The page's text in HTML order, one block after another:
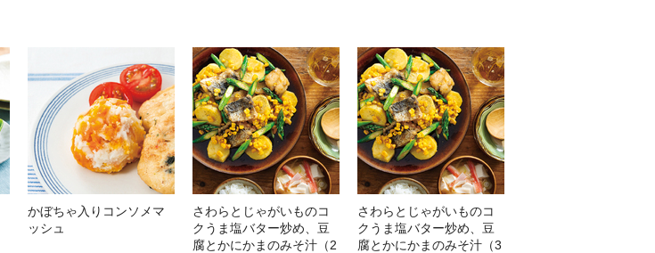
かぼちゃ入りコンソメマ
ッシュ
さわらとじゃがいものコ
クうま塩バター炒め、豆
腐とかにかまのみそ汁（2
さわらとじゃがいものコ
クうま塩バター炒め、豆
腐とかにかまのみそ汁（3